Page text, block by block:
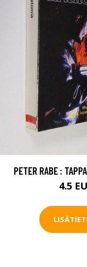
PETER RABE :
4.5